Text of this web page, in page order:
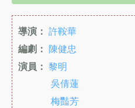
導演： 許鞍華
編劇： 陳健忠
演員： 黎明
吳倩蓮
梅豔芳